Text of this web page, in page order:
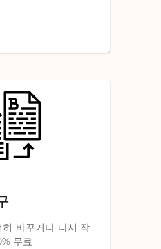
바꾸거나 다시 작
무료